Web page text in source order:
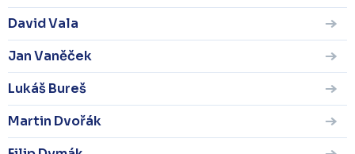
David Vala
Jan Vaněček
Lukáš Bureš
Martin Dvořák